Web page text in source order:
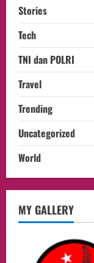
Stories
Tech
TNI dan POLRI
Travel
Trending
Uncategorized
World
MY GALLERY